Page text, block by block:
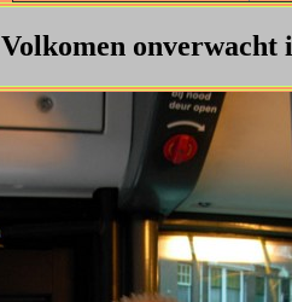
Volkomen onverwacht